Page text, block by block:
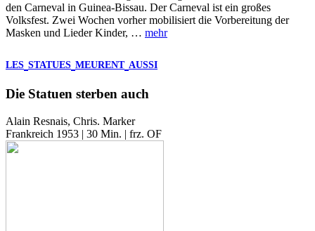
den Carneval in Guinea-Bissau. Der Carneval ist ein großes
Volksfest. Zwei Wochen vorher mobilisiert die Vorbereitung der
Masken und Lieder Kinder, … mehr
LES STATUES MEURENT AUSSI
Die Statuen sterben auch
Alain Resnais, Chris. Marker
Frankreich 1953 | 30 Min. | frz. OF